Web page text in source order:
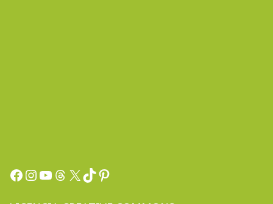
Facebook
Instagram
YouTube
Threads
X TikTok
Pinterest